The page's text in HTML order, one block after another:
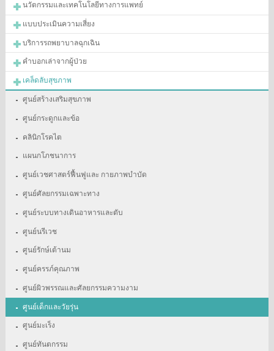
นวัตกรรมและเทคโนโลยีทางการแพทย์
แบบประเมินความเสี่ยง
บริการรถพยาบาลฉุกเฉิน
คำบอกเล่าจากผู้ป่วย
เคล็ดลับสุขภาพ
ศูนย์สร้างเสริมสุขภาพ
ศูนย์กระดูกและข้อ
คลินิกโรคไต
แผนกโภชนาการ
ศูนย์เวชศาสตร์ฟื้นฟูและ กายภาพบำบัด
ศูนย์ศัลยกรรมเฉพาะทาง
ศูนย์ระบบทางเดินอาหารและตับ
ศูนย์นรีเวช
ศูนย์รักษ์เต้านม
ศูนย์ครรภ์คุณภาพ
ศูนย์ผิวพรรณและศัลยกรรมความงาม
ศูนย์เด็กและวัยรุ่น
ศูนย์มะเร็ง
ศูนย์ทันตกรรม